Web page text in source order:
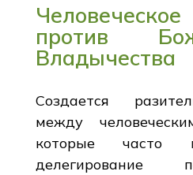
против
Владычества
Создается
между
которые часто
делегирование